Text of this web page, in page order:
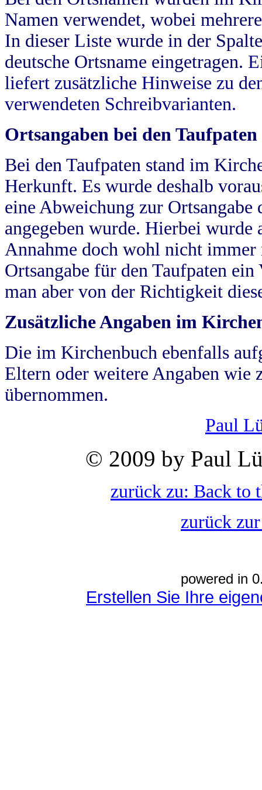
Namen verwendet, wobei
In dieser Liste wurde in der
deutsche Ortsname eingetragen.
liefert zusätzliche Hinweise zu
verwendeten Schreibvarianten.
Ortsangaben bei den Taufpaten
Bei den Taufpaten stand im
Herkunft. Es wurde deshalb
eine Abweichung zur
angegeben wurde. Hierbei wurde
Annahme doch wohl nicht
Ortsangabe für den Taufpaten
man aber von der Richtigkeit
Zusätzliche Angaben im
Die im Kirchenbuch ebenfalls
Eltern oder weitere Angaben wie
übernommen.
Paul
© 2009 by Paul
zurück zu: Back to
zurück
powered in
Erstellen Sie Ihre